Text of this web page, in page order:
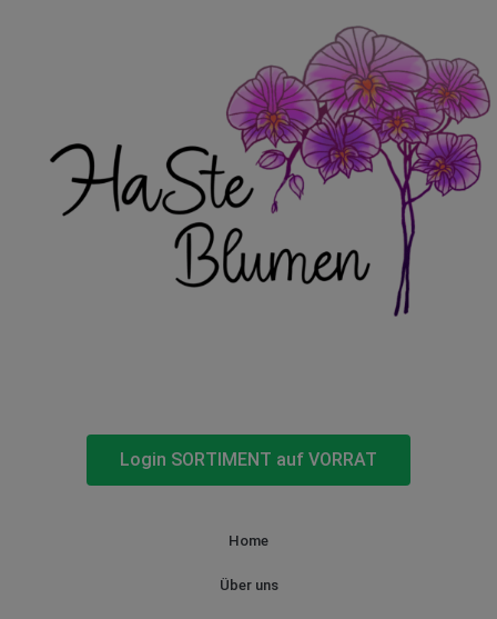
Login SORTIMENT auf VORRAT
Home
Über uns